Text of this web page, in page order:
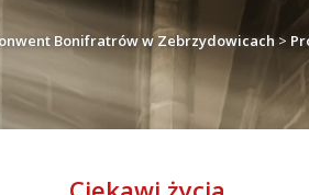
Bonifratrów w Zebrzydowicach>